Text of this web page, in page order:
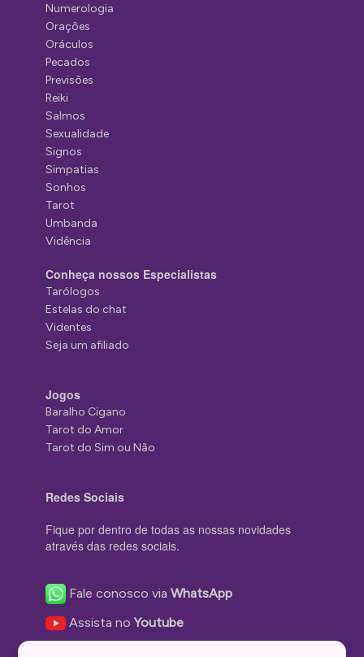
Numerologia
Orações
Oráculos
Pecados
Previsões
Reiki
Salmos
Sexualidade
Signos
Simpatias
Sonhos
Tarot
Umbanda
Vidência
Conheça nossos Especialistas
Tarólogos
Estelas do chat
Videntes
Seja um afiliado
Jogos
Baralho Cigano
Tarot do Amor
Tarot do Sim ou Não
Redes Sociais
Fique por dentro de todas as nossas novidades
através das redes sociais.
Fale conosco viaWhatsApp
Assista noYoutube